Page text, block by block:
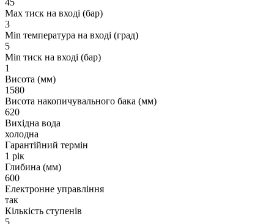
Max тиск на вході (бар)
3
Min температура на вході (град)
5
Min тиск на вході (бар)
1
Висота (мм)
1580
Висота накопичувального бака (мм)
620
Вихідна вода
холодна
Гарантійний термін
1 рік
Глибина (мм)
600
Електронне управління
так
Кількість ступенів
5